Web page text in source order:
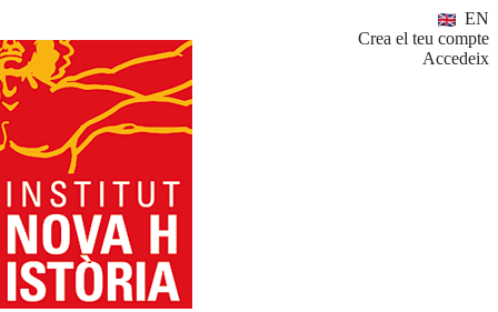
EN
Crea el teu compte
Accedeix